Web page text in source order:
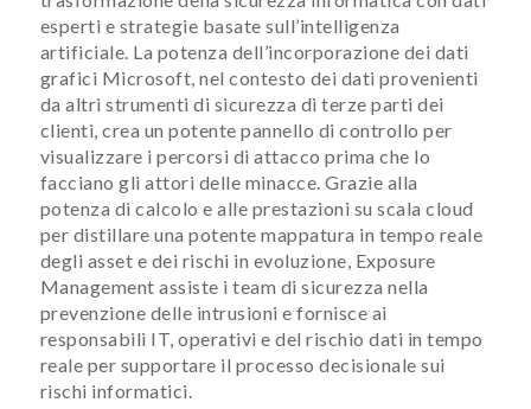
esperti e strategie basate sull’intelligenza
artificiale. La potenza dell’incorporazione dei dati
grafici Microsoft, nel contesto dei dati provenienti
da altri strumenti di sicurezza di terze parti dei
clienti, crea un potente pannello di controllo per
visualizzare i percorsi di attacco prima che lo
facciano gli attori delle minacce. Grazie alla
potenza di calcolo e alle prestazioni su scala cloud
per distillare una potente mappatura in tempo reale
degli asset e dei rischi in evoluzione, Exposure
Management assiste i team di sicurezza nella
prevenzione delle intrusioni e fornisce ai
responsabili IT, operativi e del rischio dati in tempo
reale per supportare il processo decisionale sui
rischi informatici.